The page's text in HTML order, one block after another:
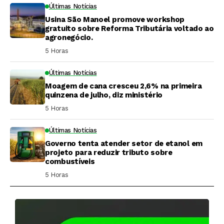
Últimas Notícias
Usina São Manoel promove workshop
gratuito sobre Reforma Tributária voltado ao
agronegócio.
5 Horas ⁮
Últimas Notícias
Moagem de cana cresceu 2,6% na primeira
quinzena de julho, diz ministério
5 Horas ⁮
Últimas Notícias
Governo tenta atender setor de etanol em
projeto para reduzir tributo sobre
combustíveis
5 Horas ⁮